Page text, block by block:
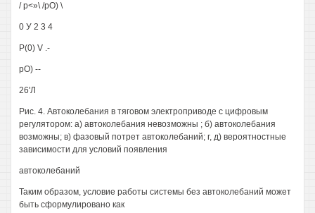
/ р<»\ /рО) \
0 У 2 3 4
Р(0) V .-
рО) --
26'Л
Рис. 4. Автоколебания в тяговом электроприводе с цифровым
регулятором: а) автоколебания невозможны ; б) автоколебания
возможны; в) фазовый потрет автоколебаний; г, д) вероятностные
зависимости для условий появления
автоколебаний
Таким образом, условие работы системы без автоколебаний может
быть сформулировано как